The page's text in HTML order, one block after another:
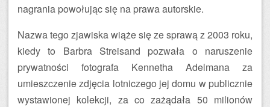
nagrania powołując się na prawa autorskie.
Nazwa tego zjawiska wiąże się ze sprawą z 2003 roku,
kiedy to Barbra Streisand pozwała o naruszenie
prywatności fotografa Kennetha Adelmana za
umieszczenie zdjęcia lotniczego jej domu w publicznie
wystawionej kolekcji, za co zażądała 50 milionów